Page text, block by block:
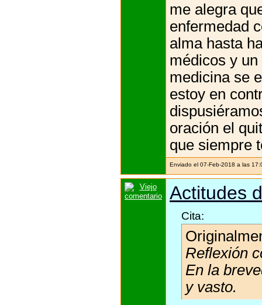
me alegra
enfermedad
alma hasta
médicos y
medicina se
estoy en
oración el
que siempre
Enviado el 07-Feb-2018 a las
Actitudes
Cita:
Reflexión
En la
y vasto.